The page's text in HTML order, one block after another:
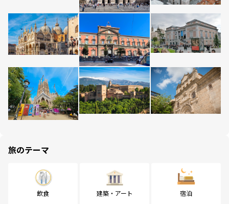
旅のテーマ
飲食 建築・アート 宿泊